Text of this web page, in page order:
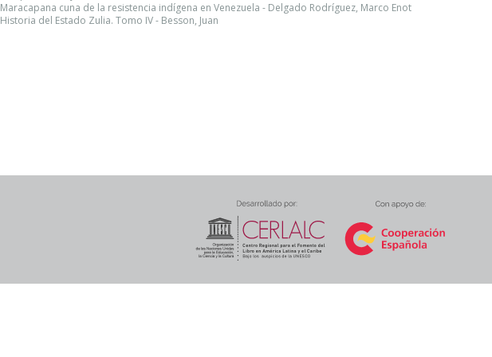
Maracapana cuna de la resistencia indígena en Venezuela - Delgado Rodríguez, Marco Enot
Historia del Estado Zulia. Tomo IV - Besson, Juan